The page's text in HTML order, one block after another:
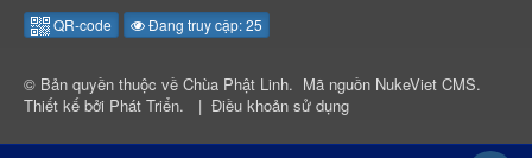
QR-code Đang truy cập: 25
© Bản quyền thuộc về Chùa Phật Linh. Mã nguồn NukeViet CMS.
Thiết kế bởi Phát Triển. | Điều khoản sử dụng